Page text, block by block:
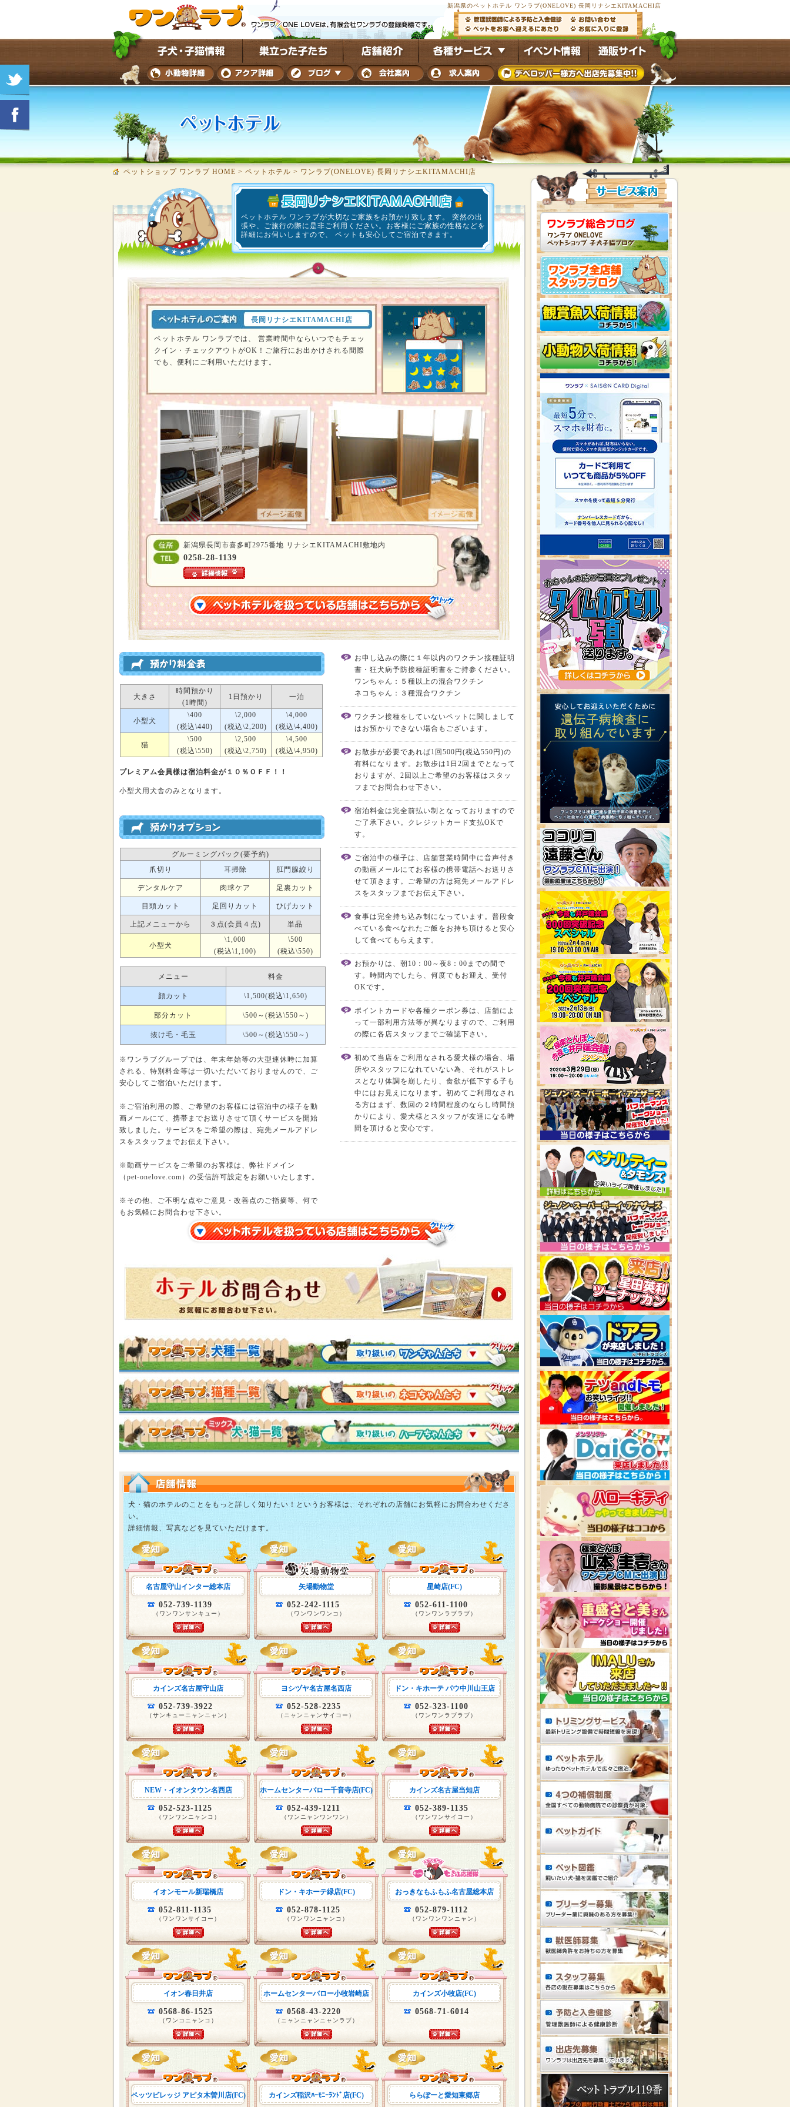
新潟県のペットホテル ワンラブ(ONELOVE) 長岡リナシエKITAMACHI店
ペットショップ ワンラブ HOME > ペットホテル > ワンラブ(ONELOVE) 長岡リナシエKITAMACHI店
ペットホテル ワンラブが大切なご家族をお預かり致します。 突然の出
張や、ご旅行の際に是非ご利用ください。お客様にご家族の性格などを
詳細にお伺いしますので、 ペットも安心してご宿泊できます。
長岡リナシエKITAMACHI店
ペットホテル ワンラブでは、 営業時間中ならいつでもチェッ
クイン・チェックアウトがOK！ご旅行にお出かけされる間際
でも、便利にご利用いただけます。
新潟県長岡市喜多町2975番地 リナシエKITAMACHI敷地内
0258-28-1139
大きさ
時間預かり
(1時間)
1日預かり 一泊
小型犬
\400
(税込\440)
\2,000
(税込\2,200)
\4,000
(税込\4,400)
猫
\500
(税込\550)
\2,500
(税込\2,750)
\4,500
(税込\4,950)
プレミアム会員様は宿泊料金が１０％ＯＦＦ！！
小型犬用犬舎のみとなります。
グルーミングパック(要予約)
爪切り
耳掃除 肛門腺絞り
デンタルケア 肉球ケア 足裏カット
目頭カット 足回りカット ひげカット
上記メニューから ３点(会員４点) 単品
小型犬
\1,000
(税込\1,100)
\500
(税込\550)
メニュー 料金
顔カット \1,500(税込\1,650)
部分カット \500～(税込\550～)
抜け毛・毛玉 \500～(税込\550～)
※ワンラブグループでは、年末年始等の大型連休時に加算
される、特別料金等は一切いただいておりませんので、ご
安心してご宿泊いただけます。
※ご宿泊利用の際、ご希望のお客様には宿泊中の様子を動
画メールにて、携帯までお送りさせて頂くサービスを開始
致しました。サービスをご希望の際は、宛先メールアドレ
スをスタッフまでお伝え下さい。
※動画サービスをご希望のお客様は、弊社ドメイン
（pet-onelove.com）の受信許可設定をお願いいたします。
※その他、ご不明な点やご意見・改善点のご指摘等、何で
もお気軽にお問合わせ下さい。
お申し込みの際に１年以内のワクチン接種証明
書・狂犬病予防接種証明書をご持参ください。
ワンちゃん：５種以上の混合ワクチン
ネコちゃん：３種混合ワクチン
ワクチン接種をしていないペットに関しまして
はお預かりできない場合もございます。
お散歩が必要であれば1回500円(税込550円)の
有料になります。お散歩は1日2回までとなって
おりますが、2回以上ご希望のお客様はスタッ
フまでお問合わせ下さい。
宿泊料金は完全前払い制となっておりますので
ご了承下さい。クレジットカード支払OKで
す。
ご宿泊中の様子は、店舗営業時間中に音声付き
の動画メールにてお客様の携帯電話へお送りさ
せて頂きます。ご希望の方は宛先メールアドレ
スをスタッフまでお伝え下さい。
食事は完全持ち込み制になっています。普段食
べている食べなれたご飯をお持ち頂けると安心
して食べてもらえます。
お預かりは、朝10：00～夜8：00までの間で
す。時間内でしたら、何度でもお迎え、受付
OKです。
ポイントカードや各種クーポン券は、店舗によ
って一部利用方法等が異なりますので、ご利用
の際に各店スタッフまでご確認下さい。
初めて当店をご利用なされる愛犬様の場合、場
所やスタッフになれていない為、それがストレ
スとなり体調を崩したり、食欲が低下する子も
中にはお見えになります。初めてご利用なされ
る方はまず、数回の２時間程度のならし時間預
かりにより、愛犬様とスタッフが友達になる時
間を頂けると安心です。
犬・猫のホテルのことをもっと詳しく知りたい！というお客様は、それぞれの店舗にお気軽にお問合わせくださ
い。
詳細情報、写真などを見ていただけます。
名古屋守山インター総本店
052-739-1139
（ワンワンサンキュー）
矢場動物堂
052-242-1115
（ワンワンワンコ）
星崎店(FC)
052-611-1100
（ワンワンラブラブ）
カインズ名古屋守山店
052-739-3922
（サンキューニャンニャン）
ヨシヅヤ名古屋名西店
052-528-2235
（ニャンニャンサイコー）
ドン・キホーテ パウ中川山王店
052-323-1100
（ワンワンラブラブ）
NEW・イオンタウン名西店
052-523-1125
（ワンワンニャンコ）
ホームセンターバロー千音寺店(FC)
052-439-1211
（ワンニャンワンワン）
カインズ名古屋当知店
052-389-1135
（ワンワンサイコー）
イオンモール新瑞橋店
052-811-1135
（ワンワンサイコー）
ドン・キホーテ緑店(FC)
052-878-1125
（ワンワンニャンコ）
おっきなもふもふ名古屋総本店
052-879-1112
（ワンワンワンニャン）
イオン春日井店
0568-86-1525
（ワンコニャンコ）
ホームセンターバロー小牧岩崎店
0568-43-2220
（ニャンニャンニャンラブ）
カインズ小牧店(FC)
0568-71-6014
ペッツビレッジ アピタ木曽川店(FC) カインズ稲沢ﾊｰﾓﾆｰﾗﾝﾄﾞ店(FC) ららぽーと愛知東郷店